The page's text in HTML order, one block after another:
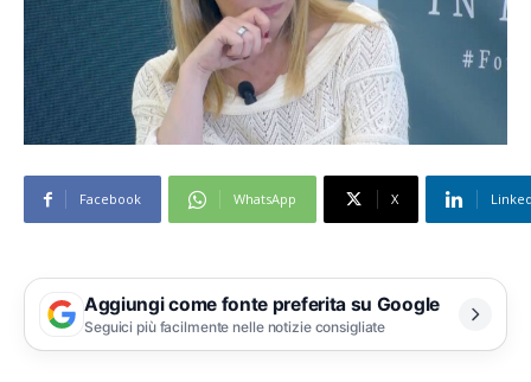
Facebook WhatsApp X
Aggiungi come fonte preferita su Google
Seguici più facilmente nelle notizie consigliate